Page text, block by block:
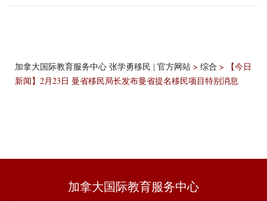
加拿大国际教育服务中心 张学勇移民 | 官方网站 > 综合 >
【今日
新闻】2月23日 曼省移民局长发布曼省提名移民项目特别消息
加拿大国际教育服务中心